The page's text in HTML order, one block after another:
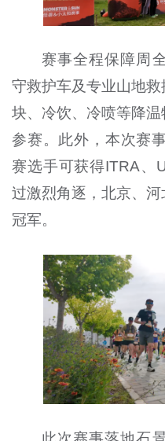
赛事全程保障周
守救护车及专业山地
块、冷饮、冷喷等降
参赛。此外，本次赛
赛选手可获得ITRA、
过激烈角逐，北京、
冠军。